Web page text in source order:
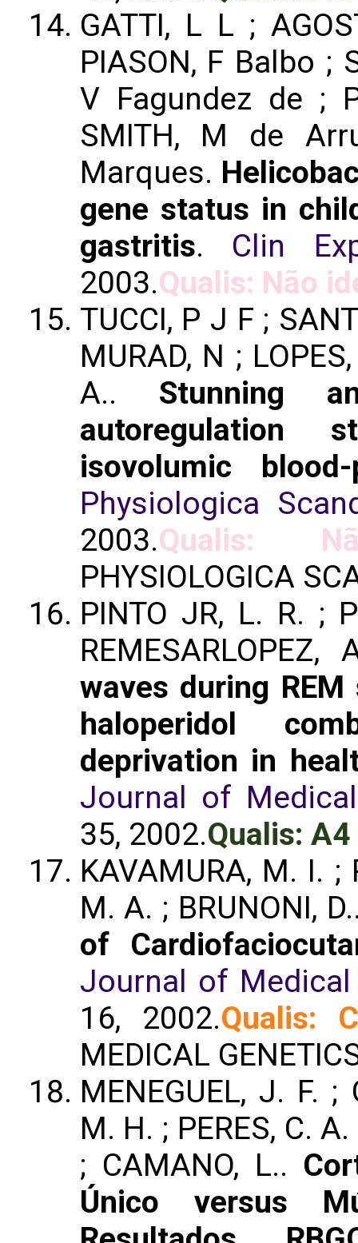
GATTI, L L ;
PIASON, F Balbo ;
V Fagundez de ;
SMITH, M de
Marques.
gene status in
gastritis. Clin
2003.Qualis: Não
TUCCI, P J F ;
MURAD, N ;
A.. Stunning
autoregulation
isovolumic
Physiologica
2003.Qualis:
PHYSIOLOGICA
PINTO JR, L. R. ;
waves during
haloperidol
deprivation in
Journal of
35, 2002.Qualis: A4
KAVAMURA, M. I. ;
M. A. ; BRUNONI,
of
Journal of Medical
16, 2002.Qualis: C
MEDICAL
MENEGUEL, J. F. ;
M. H. ; PERES, C.
; CAMANO, L..
Único versus